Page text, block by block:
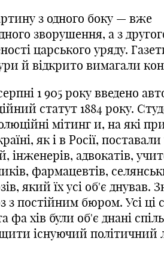
з одного боку — вже
зворушення, а з
царського уряду.
й відкрито вимагали
1 905 року введено
статут 1884 року.
мітинг и, на які
як і в Росії,
інженерів, адвокатів,
фармацевтів,
який їх усі об'є днував.
з постійним бюром. Усі ці
фа хів були об'є днані
існуючий політичний